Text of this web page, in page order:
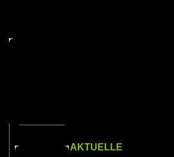
AKTUELLE